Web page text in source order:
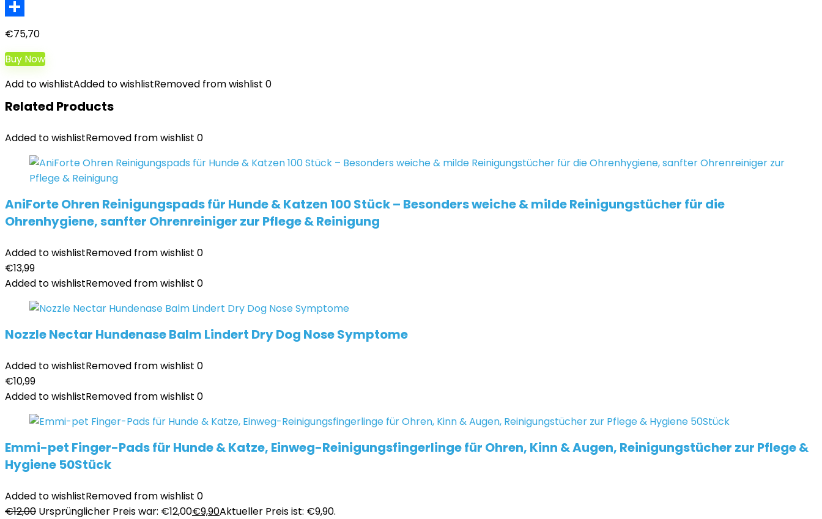
LinkedIn
€75,70
Buy Now
Add to wishlistAdded to wishlistRemoved from wishlist 0
Related Products
Added to wishlistRemoved from wishlist 0
AniForte Ohren Reinigungspads für Hunde & Katzen 100 Stück – Besonders weiche & milde Reinigungstücher für die
Ohrenhygiene, sanfter Ohrenreiniger zur Pflege & Reinigung
Added to wishlistRemoved from wishlist 0
€13,99
Added to wishlistRemoved from wishlist 0
Nozzle Nectar Hundenase Balm Lindert Dry Dog Nose Symptome
Added to wishlistRemoved from wishlist 0
€10,99
Added to wishlistRemoved from wishlist 0
Emmi-pet Finger-Pads für Hunde & Katze, Einweg-Reinigungsfingerlinge für Ohren, Kinn & Augen, Reinigungstücher zur Pflege &
Hygiene 50Stück
Added to wishlistRemoved from wishlist 0
€12,00 Ursprünglicher Preis war: €12,00€9,90Aktueller Preis ist: €9,90.